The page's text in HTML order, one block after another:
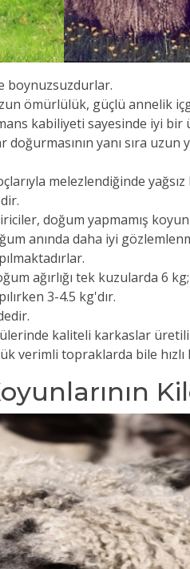
boynuzsuzdurlar.
ömürlülük, güçlü annelik
kabiliyeti sayesinde iyi bir
yanı sıra uzun
melezlendiğinde
doğum yapmamış
anında daha iyi
ağırlığı tek kuzularda 6
3-4.5 kg'dır.
kaliteli karkaslar
verimli topraklarda bile hızlı